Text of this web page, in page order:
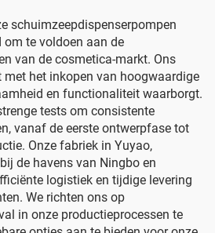
schuimzeepdispenserpompen
te voldoen aan de
van de cosmetica-markt. Ons
met het inkopen van hoogwaardige
en functionaliteit waarborgt.
tests om consistente
vanaf de eerste ontwerpfase tot
Onze fabriek in Yuyao,
de havens van Ningbo en
logistiek en tijdige levering
We richten ons op
in onze productieprocessen te